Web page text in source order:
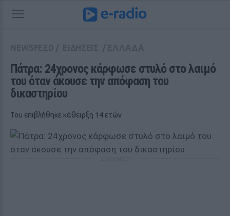
Πάτρα: 24χρονος κάρφωσε στυλό στο λαιμό
του όταν άκουσε την απόφαση του
δικαστηρίου
Του επιβλήθηκε κάθειρξη 14 ετών